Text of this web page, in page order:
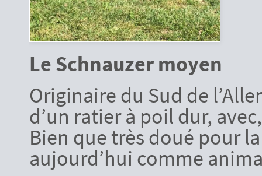
Le Schnauzer moyen
Originaire du Sud de
d’un ratier à poil dur,
Bien que très doué pour
aujourd’hui comme